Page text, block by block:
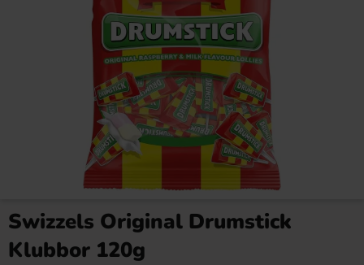
Swizzels Original Drumstick
Klubbor 120g